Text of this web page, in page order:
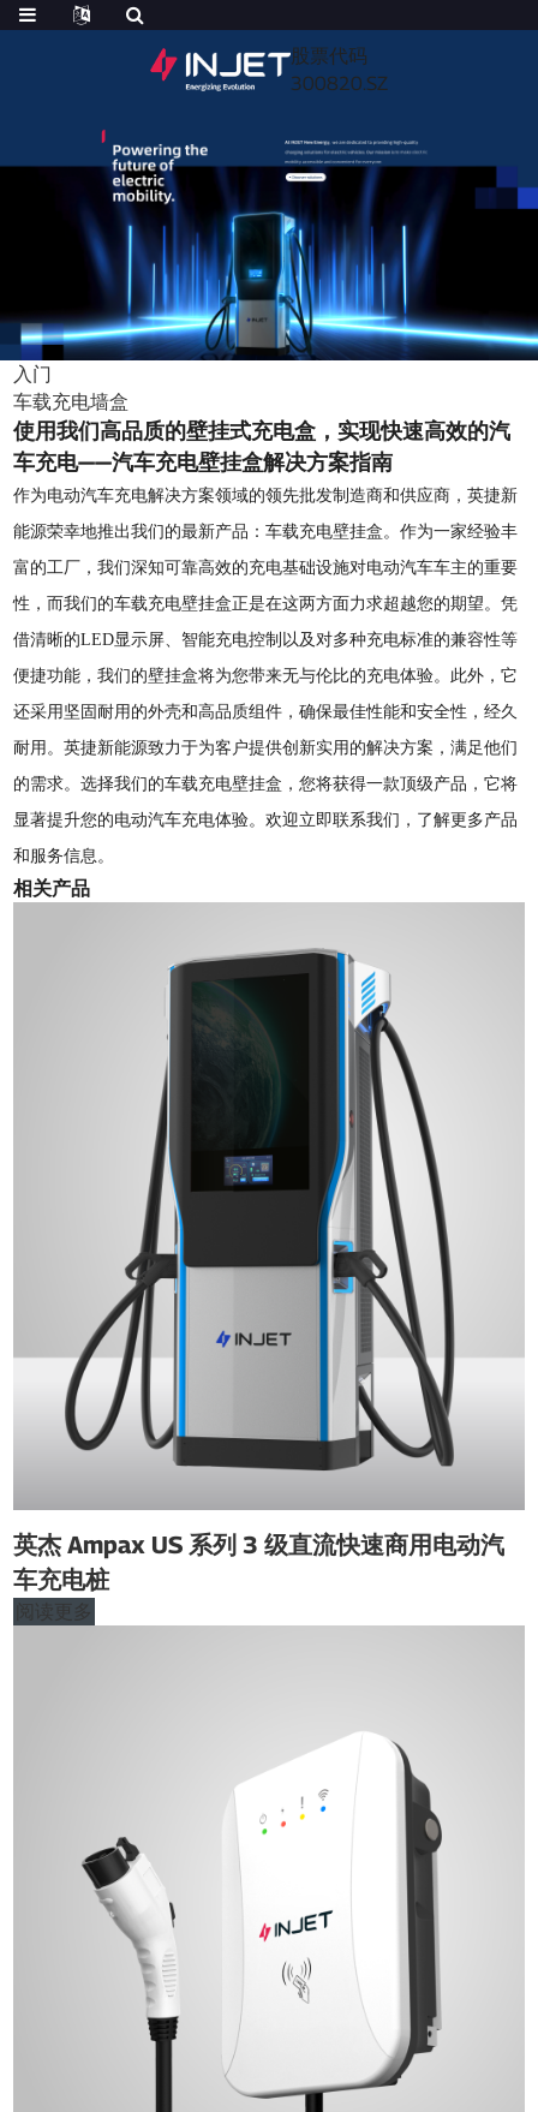
股票代码
300820.SZ
入门
车载充电墙盒
使用我们高品质的壁挂式充电盒，实现快速高效的汽
车充电——汽车充电壁挂盒解决方案指南
作为电动汽车充电解决方案领域的领先批发制造商和供应商，英捷新
能源荣幸地推出我们的最新产品：车载充电壁挂盒。作为一家经验丰
富的工厂，我们深知可靠高效的充电基础设施对电动汽车车主的重要
性，而我们的车载充电壁挂盒正是在这两方面力求超越您的期望。凭
借清晰的LED显示屏、智能充电控制以及对多种充电标准的兼容性等
便捷功能，我们的壁挂盒将为您带来无与伦比的充电体验。此外，它
还采用坚固耐用的外壳和高品质组件，确保最佳性能和安全性，经久
耐用。英捷新能源致力于为客户提供创新实用的解决方案，满足他们
的需求。选择我们的车载充电壁挂盒，您将获得一款顶级产品，它将
显著提升您的电动汽车充电体验。欢迎立即联系我们，了解更多产品
和服务信息。
相关产品
英杰 Ampax US 系列 3 级直流快速商用电动汽
车充电桩
阅读更多